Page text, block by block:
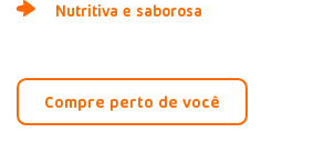
Nutritiva e saborosa
Compre perto de você